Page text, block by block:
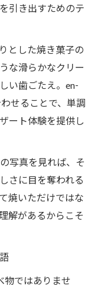
引き出すためのテ
とした焼き菓子の
な滑らかなクリー
い歯ごたえ。en-
せることで、単調
ート体験を提供し
写真を見れば、そ
さに目を奪われる
焼いただけではな
解があるからこそ
物ではありませ